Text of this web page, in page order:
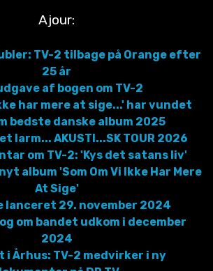
Ajour:
TV-2 tilbage på Orange efter
25 år
af bogen om TV-2
har mere at sige...' har vundet
bedste danske album 2025
larm... AKUSTI...SK TOUR 2026
om TV-2: 'Kys det satans liv'
album 'Som Om Vi Ikke Har Mere
At Sige'
lanceret 29. november 2024
om bandet udkom i december
2024
i Århus: TV-2 medvirker i ny